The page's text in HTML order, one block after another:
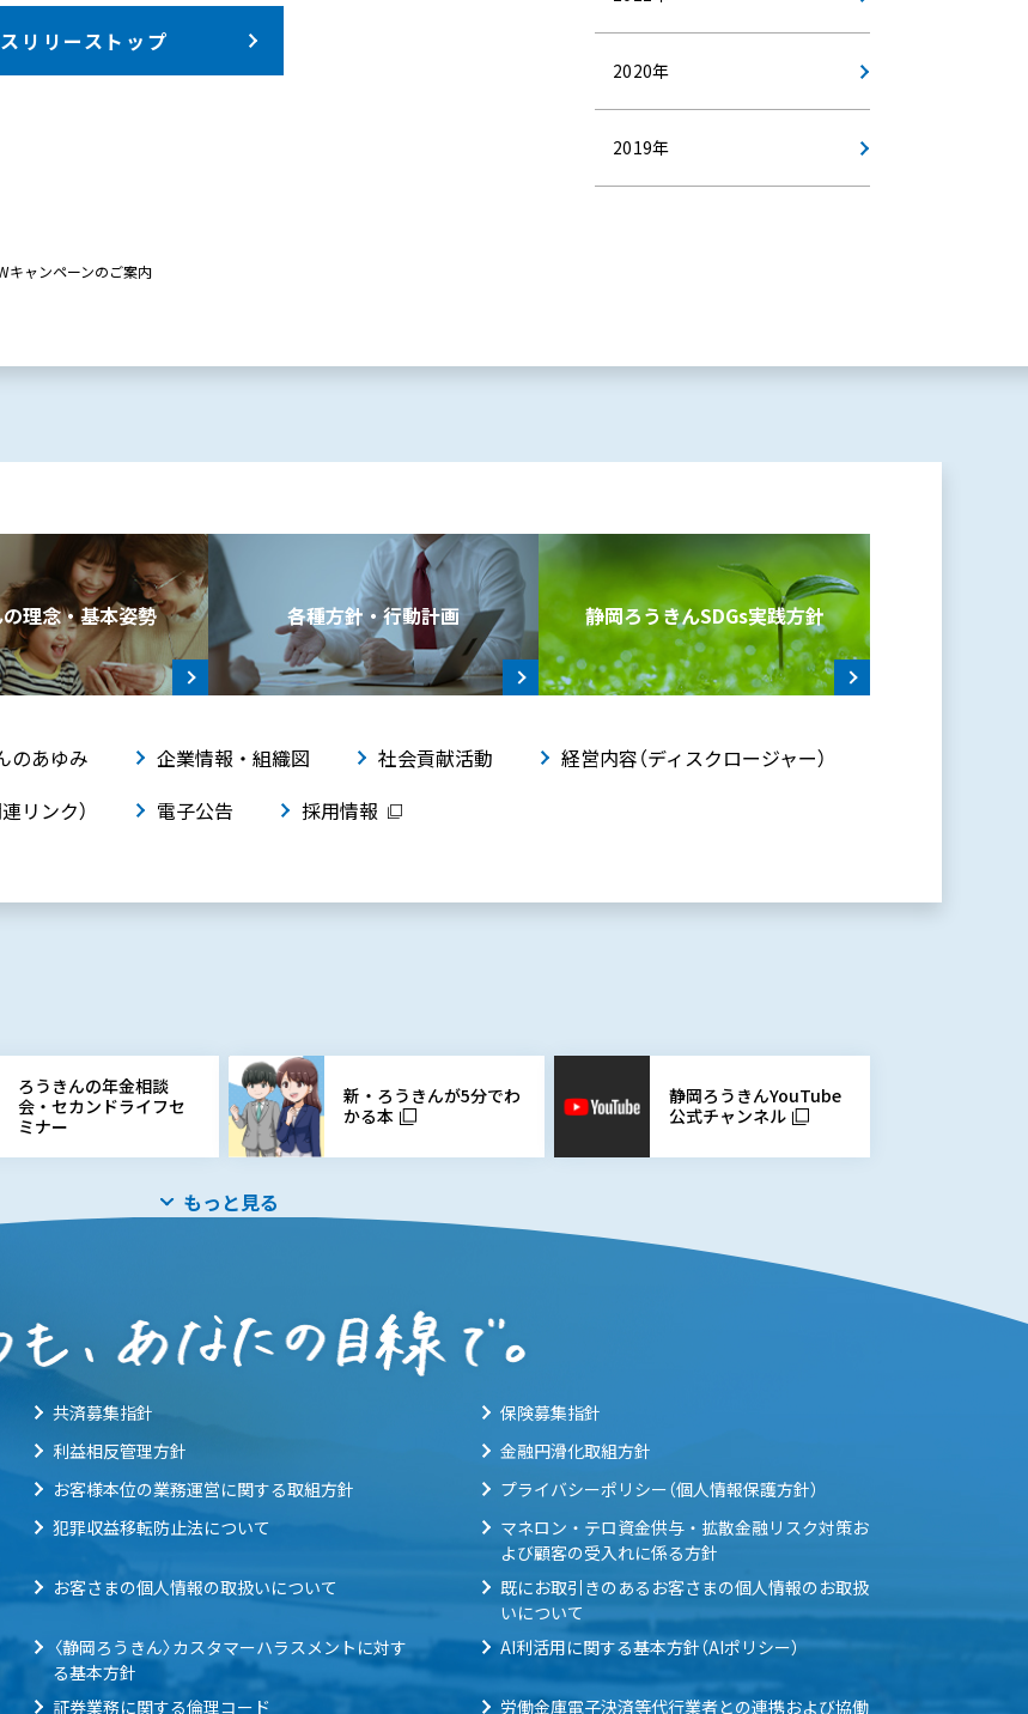
リリーストップ
2020年
2019年
キャンペーンのご案内
理念・基本姿勢 各種方針・行動計画 静岡ろうきんSDGs実践方針
のあゆみ 企業情報・組織図 社会貢献活動
経営内容（ディスクロージャー）
リンク）
電子公告 採用情報
ろうきんの年金相談
会・セカンドライフセ
ミナー
新・ろうきんが5分でわ
かる本
静岡ろうきんYouTube
公式チャンネル
もっと見る
共済募集指針
保険募集指針
利益相反管理方針
金融円滑化取組方針
お客様本位の業務運営に関する取組方針
プライバシーポリシー（個人情報保護方針）
犯罪収益移転防止法について
マネロン・テロ資金供与・拡散金融リスク対策お
よび顧客の受入れに係る方針
お客さまの個人情報の取扱いについて
既にお取引きのあるお客さまの個人情報のお取扱
いについて
〈静岡ろうきん〉カスタマーハラスメントに対す
る基本方針
AI利活用に関する基本方針（AIポリシー）
証券業務に関する倫理コード 労働金庫電子決済等代行業者との連携および協働